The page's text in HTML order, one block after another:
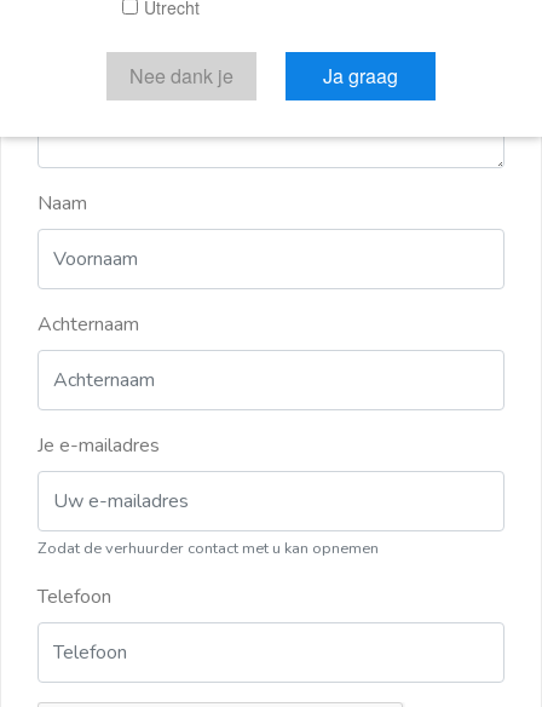
aanbieder of makelaar van de woning.
Naam
Achternaam
Je e-mailadres
Zodat de verhuurder contact met u kan opnemen
Telefoon
Utrecht
Nee dank je Ja graag